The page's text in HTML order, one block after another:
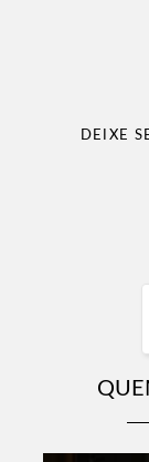
DEIXE